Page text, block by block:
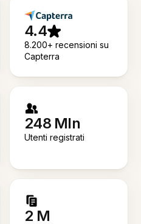
4.4
8.200+ recensioni su
Capterra
248 Mln
Utenti registrati
2 M